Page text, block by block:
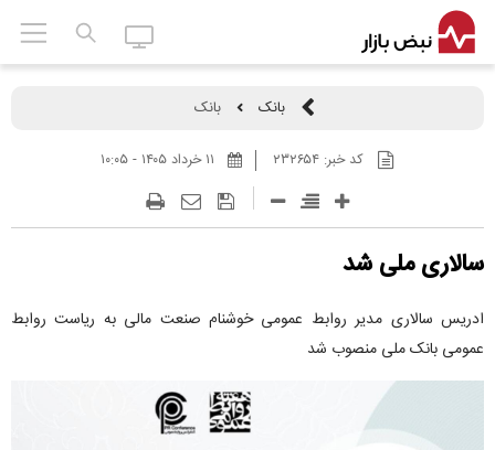
بانک بانک
کد خبر: ۲۳۲۶۵۴
سالاری ملی شد
ادریس سالاری مدیر روابط عمومی خوشنام صنعت مالی به ریاست روابط
عمومی بانک ملی منصوب شد